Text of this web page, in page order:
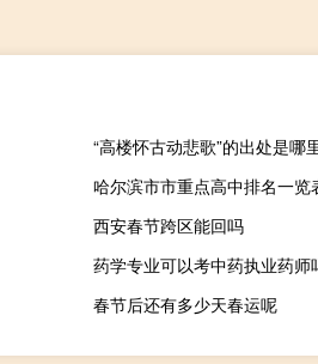
“高楼怀古动悲歌”的出处是哪
哈尔滨市市重点高中排名一览
西安春节跨区能回吗
药学专业可以考中药执业药师
春节后还有多少天春运呢